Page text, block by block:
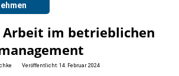
Arbeit im betrieblichen
Veröffentlicht: 14. Februar 2024